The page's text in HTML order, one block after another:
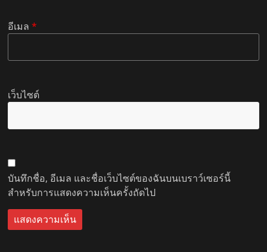
อีเมล*
เว็บไซต์
บันทึกชื่อ, อีเมล และชื่อเว็บไซต์ของฉันบนเบราว์เซอร์นี้
สำหรับการแสดงความเห็นครั้งถัดไป